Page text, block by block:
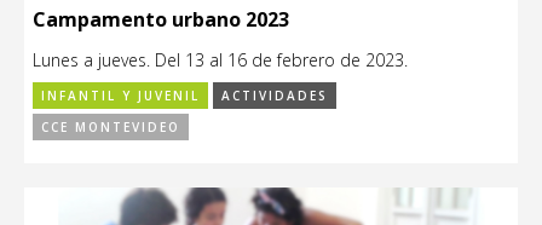
Campamento urbano 2023
Lunes a jueves. Del 13 al 16 de febrero de 2023.
INFANTIL Y JUVENIL
ACTIVIDADES
CCE MONTEVIDEO